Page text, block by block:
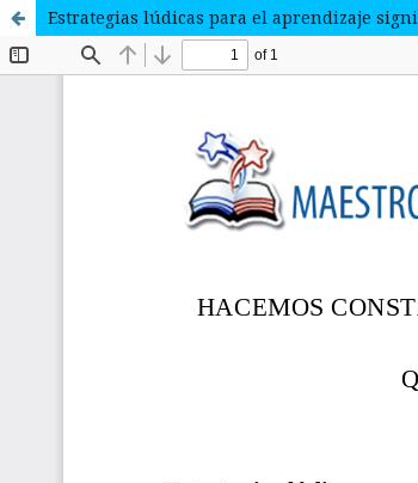
Estrategias lúdicas para el aprendizaje